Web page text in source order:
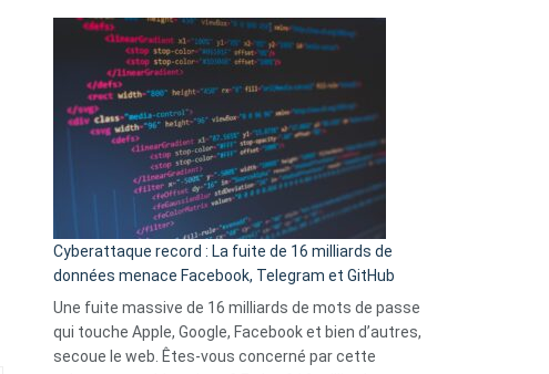
sans-
abri
en
3
secondes
Wrapped
2025
est
:
Le
Wrapped
Party
pour
comparer
vos
goûts
musicaux
avec
Cyberattaque record : La fuite de 16 milliards de
données menace Facebook, Telegram et GitHub
Une fuite massive de 16 milliards de mots de passe
qui touche Apple, Google, Facebook et bien d’autres,
secoue le web. Êtes-vous concerné par cette